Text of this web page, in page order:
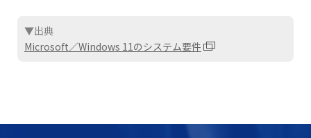
▼出典
Microsoft／Windows 11のシステム要件